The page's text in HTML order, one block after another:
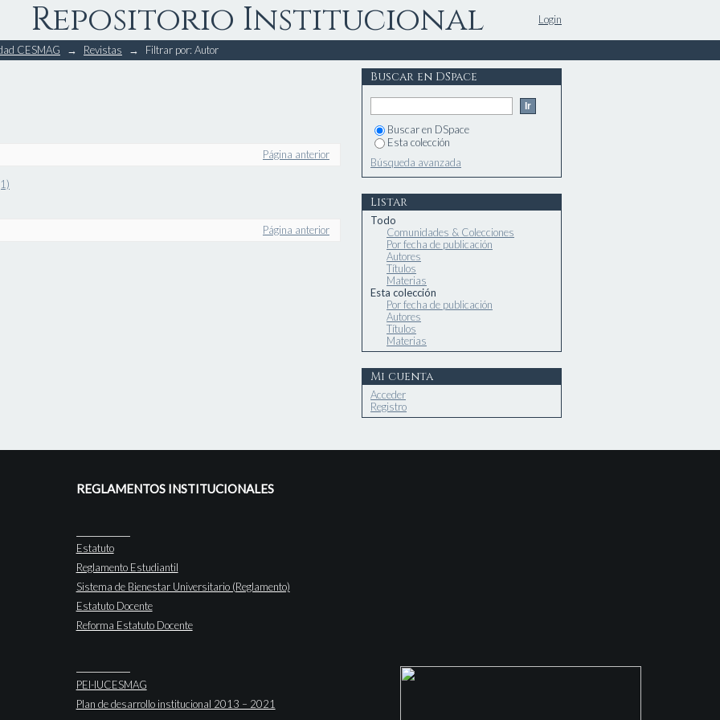
Repositorio Institucional Login
CESMAG → Revistas → Filtrar por: Autor
Página anterior
Página anterior
Buscar en DSpace
Buscar en DSpace
Esta colección
Búsqueda avanzada
Listar
Todo
Comunidades & Colecciones
Por fecha de publicación
Autores
Títulos
Materias
Esta colección
Por fecha de publicación
Autores
Títulos
Materias
Mi cuenta
Acceder
Registro
REGLAMENTOS INSTITUCIONALES
Estatuto
Reglamento Estudiantil
Sistema de Bienestar Universitario (Reglamento)
Estatuto Docente
Reforma Estatuto Docente
PEI-IUCESMAG
Plan de desarrollo institucional 2013 – 2021